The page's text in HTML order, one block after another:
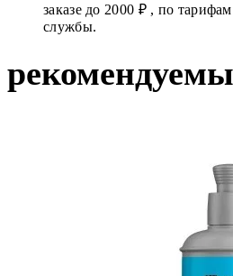
заказе до 2000 ₽ , по
службы.